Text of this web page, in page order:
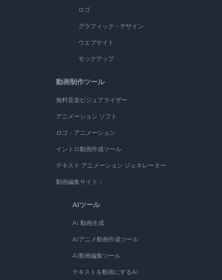
ロゴ
グラフィック・デザイン
ウエブサイト
モックアップ
動画制作ツール
無料音楽ビジュアライザー
アニメーション ソフト
ロゴ・アニメーション
イントロ動画作成ツール
テキスト アニメーション ジェネレーター
動画編集サイト：
AIツール
AI 動画生成
AIアニメ動画作成ツール
AI動画編集ツール
テキストを動画にするAI